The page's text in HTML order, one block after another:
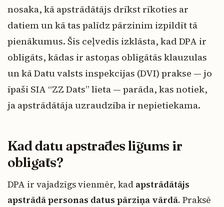
nosaka, kā apstrādātājs drīkst rīkoties ar
datiem un kā tas palīdz pārzinim izpildīt tā
pienākumus. Šis ceļvedis izklāsta, kad DPA ir
obligāts, kādas ir astoņas obligātās klauzulas
un kā Datu valsts inspekcijas (DVI) prakse — jo
īpaši SIA “ZZ Dats” lieta — parāda, kas notiek,
ja apstrādātāja uzraudzība ir nepietiekama.
Kad datu apstrādes līgums ir
obligāts?
DPA ir vajadzīgs vienmēr, kad apstrādātājs
apstrādā personas datus pārziņa vārdā. Praksē